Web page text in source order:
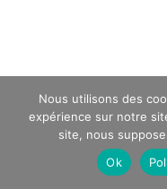
Nous utilisons des
expérience sur notre
site, nous
Ok